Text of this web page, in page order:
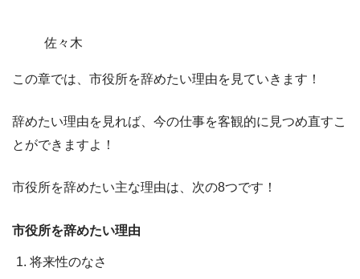
佐々木
この章では、 市役所を辞めたい理由を見ていきます！
辞めたい理由を見れば、今の仕事を客観的に見つめ直すこ
とができますよ！
市役所を辞めたい主な理由は、次の8つです！
市役所を辞めたい理由
将来性のなさ